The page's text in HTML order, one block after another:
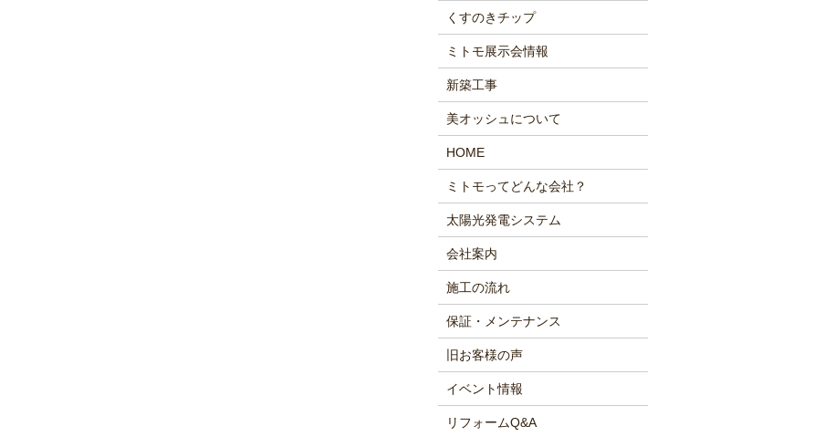
くすのきチップ
ミトモ展示会情報
新築工事
美オッシュについて
HOME
ミトモってどんな会社？
太陽光発電システム
会社案内
施工の流れ
保証・メンテナンス
旧お客様の声
イベント情報
リフォームQ&A